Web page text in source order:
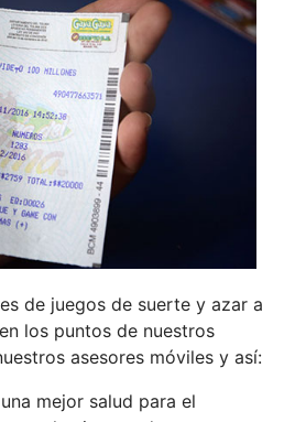
de juegos de suerte y azar a
los puntos de nuestros
asesores móviles y así:
mejor salud para el